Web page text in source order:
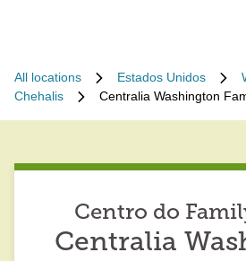
All locations Estados Unidos
Chehalis
Centralia Washington
Centro do
Centralia